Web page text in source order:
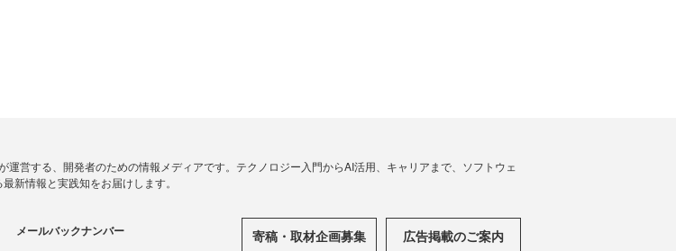
運営する、開発者のための情報メディアです。テクノロジー入門からAI活用、キャリアまで、ソフトウェ
新情報と実践知をお届けします。
メールバックナンバー 寄稿・取材企画募集 広告掲載のご案内